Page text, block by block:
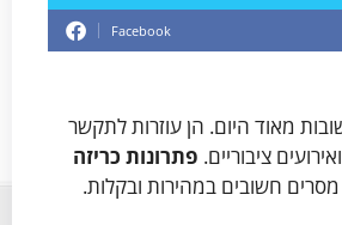
Facebook
מאוד היום. הן עוזרות לתקשר
ציבוריים. פתרונות כריזה
חשובים במהירות ובקלות.